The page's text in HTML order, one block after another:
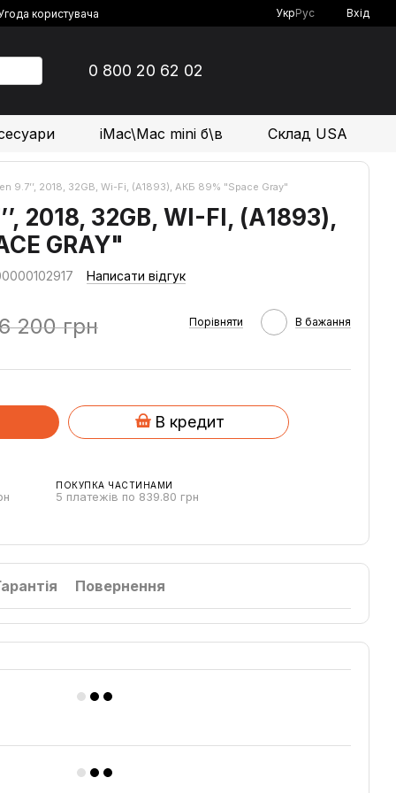
користувача
УкрРус Вхід
0 800 20 62 02
iMac\Mac mini б\в Склад USA
9.7’’, 2018, 32GB, Wi-Fi, (А1893), АКБ 89% "Space Gray"
2018, 32GB, WI-FI, (А1893),
GRAY"
Написати відгук
200 грн Порівняти В бажання
В кредит
ПОКУПКА ЧАСТИНАМИ
5 платежів по 839.80 грн
Повернення